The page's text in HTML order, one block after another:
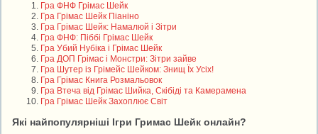
Гра ФНФ Грімас Шейк
Гра Грімас Шейк Піаніно
Гра Грімас Шейк: Намалюй і Зітри
Гра ФНФ: Піббі Грімас Шейк
Гра Убий Нубіка і Грімас Шейк
Гра ДОП Грімас і Монстри: Зітри зайве
Гра Шутер із Грімейс Шейком: Знищ Їх Усіх!
Гра Грімас Книга Розмальовок
Гра Втеча від Грімас Шийка, Скібіді та Камерамена
Гра Грімас Шейк Захоплює Світ
Які найпопулярніші Ігри Гримас Шейк онлайн?